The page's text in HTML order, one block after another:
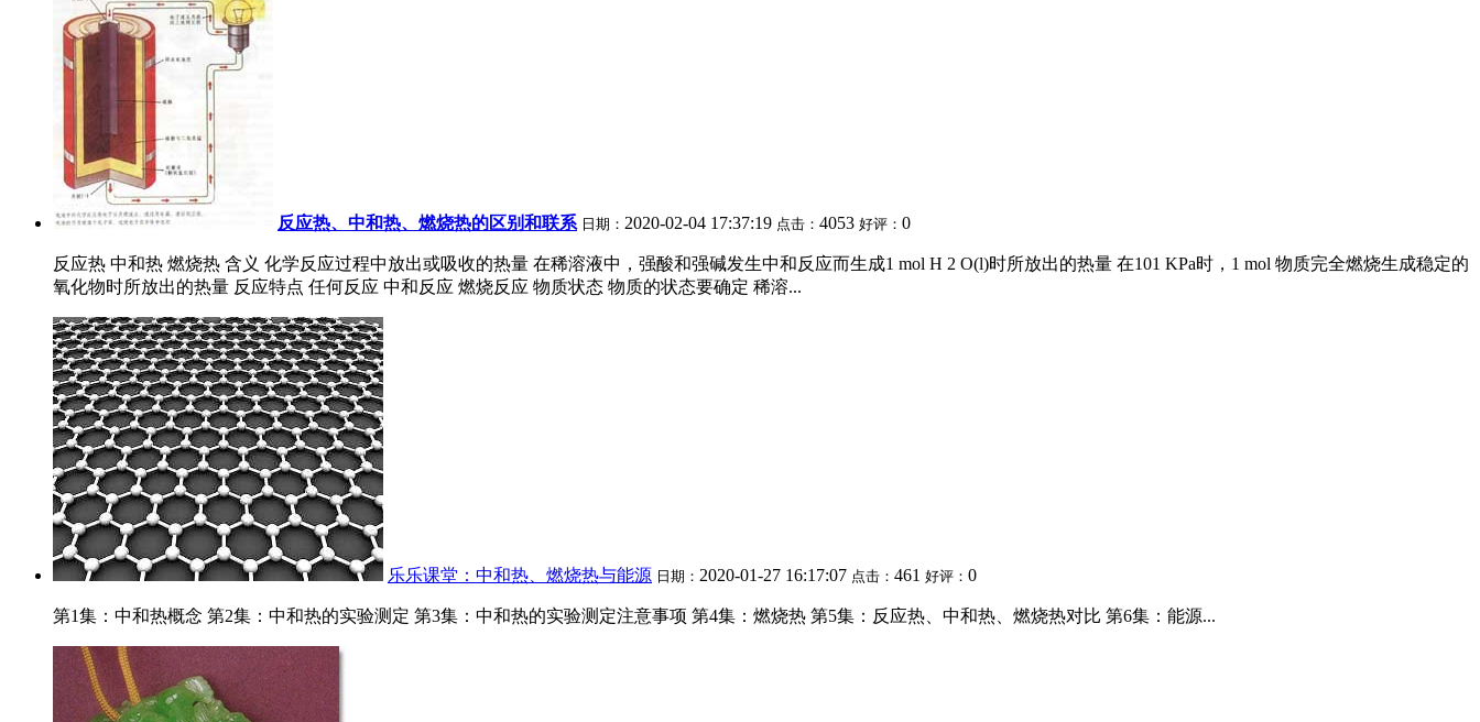
反应热、中和热、燃烧热的区别和联系 日期： 2020-02-04 17:37:19 点击： 4053 好评： 0
反应热 中和热 燃烧热 含义 化学反应过程中放出或吸收的热量 在稀溶液中，强酸和强碱发生中和反应而生成1 mol H 2 O(l)时所放出的热量 在101 KPa时，1 mol 物质完全燃烧生成稳定的
氧化物时所放出的热量 反应特点 任何反应 中和反应 燃烧反应 物质状态 物质的状态要确定 稀溶...
乐乐课堂：中和热、燃烧热与能源 日期： 2020-01-27 16:17:07 点击： 461 好评： 0
第1集：中和热概念 第2集：中和热的实验测定 第3集：中和热的实验测定注意事项 第4集：燃烧热 第5集：反应热、中和热、燃烧热对比 第6集：能源...